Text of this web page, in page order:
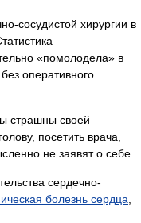
сосудистой хирургии в
«помолодела» в
оперативного
страшны своей
посетить врача,
не заявят о себе.
сердечно-
болезнь сердца